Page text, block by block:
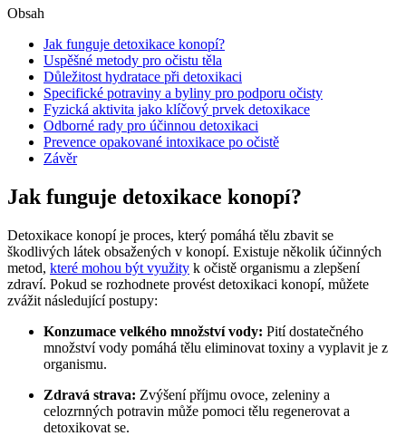
Obsah
Jak funguje detoxikace konopí?
Uspěšné metody pro očistu těla
Důležitost hydratace při detoxikaci
Specifické potraviny a byliny pro podporu očisty
Fyzická aktivita jako klíčový prvek detoxikace
Odborné rady pro účinnou detoxikaci
Prevence opakované intoxikace po očistě
Závěr
Jak funguje detoxikace konopí?
Detoxikace konopí je proces, který pomáhá tělu zbavit se
škodlivých látek obsažených v konopí. Existuje několik účinných
metod, které mohou být využity k očistě organismu a zlepšení
zdraví. Pokud se rozhodnete provést detoxikaci konopí, můžete
zvážit následující postupy:
Konzumace velkého množství vody: Pití dostatečného
množství vody pomáhá tělu eliminovat toxiny a vyplavit je z
organismu.
Zdravá strava: Zvýšení příjmu ovoce, zeleniny a
celozrnných potravin může pomoci tělu regenerovat a
detoxikovat se.